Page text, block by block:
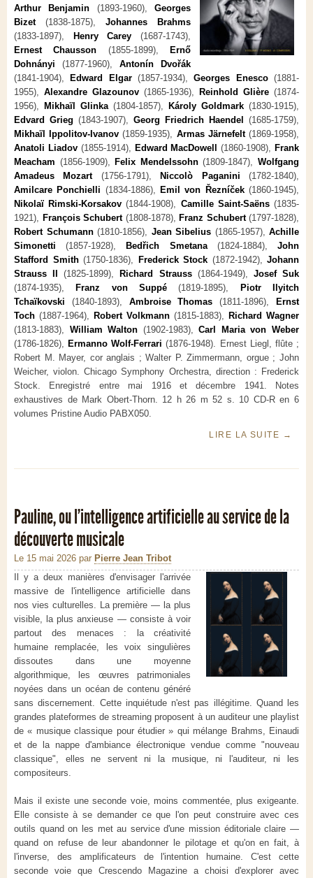
Arthur Benjamin (1893-1960),Georges
Bizet(1838-1875), Johannes Brahms
(1833-1897), Henry Carey (1687-1743),
Ernest Chausson (1855-1899),Ernő
Dohnányi (1877-1960), Antonín Dvořák
(1841-1904),Edward Elgar(1857-1934),Georges Enesco(1881-
1955), Alexandre Glazounov (1865-1936), Reinhold Glière (1874-
1956), Mikhaïl Glinka (1804-1857), Károly Goldmark (1830-1915),
Edvard Grieg (1843-1907), Georg Friedrich Haendel (1685-1759),
Mikhaïl Ippolitov-Ivanov (1859-1935), Armas Järnefelt(1869-1958),
Anatoli Liadov(1855-1914), Edward MacDowell (1860-1908),Frank
Meacham (1856-1909),Felix Mendelssohn(1809-1847),Wolfgang
Amadeus Mozart(1756-1791),Niccolò Paganini (1782-1840),
Amilcare Ponchielli (1834-1886),Emil von Řezníček(1860-1945),
Nikolaï Rimski-Korsakov (1844-1908), Camille Saint-Saëns(1835-
1921), François Schubert(1808-1878), Franz Schubert(1797-1828),
Robert Schumann(1810-1856), Jean Sibelius (1865-1957), Achille
Simonetti (1857-1928),Bedřich Smetana(1824-1884),John
Stafford Smith(1750-1836), Frederick Stock (1872-1942), Johann
Strauss II (1825-1899),Richard Strauss(1864-1949), Josef Suk
(1874-1935),Franz von Suppé (1819-1895), Piotr Ilyitch
Tchaïkovski (1840-1893), Ambroise Thomas (1811-1896),Ernst
Toch (1887-1964), Robert Volkmann (1815-1883), Richard Wagner
(1813-1883), William Walton (1902-1983),Carl Maria von Weber
(1786-1826),Ermanno Wolf-Ferrari (1876-1948). Ernest Liegl, flûte ;
Robert M. Mayer, cor anglais ; Walter P. Zimmermann, orgue ; John
Weicher, violon. Chicago Symphony Orchestra, direction : Frederick
Stock. Enregistré entre mai 1916 et décembre 1941. Notes
exhaustives de Mark Obert-Thorn. 12 h 26 m 52 s. 10 CD-R en 6
volumes Pristine Audio PABX050.
LIRE LA SUITE →
Pauline, ou l'intelligence artificielle au service de la
découverte musicale
Le 15 mai 2026 par Pierre Jean Tribot
Il y a deux manières d'envisager l'arrivée
massive de l'intelligence artificielle dans
nos vies culturelles. La première — la plus
visible, la plus anxieuse — consiste à voir
partout des menaces : la créativité
humaine remplacée, les voix singulières
dissoutes dans une moyenne
algorithmique, les œuvres patrimoniales
noyées dans un océan de contenu généré
sans discernement. Cette inquiétude n'est pas illégitime. Quand les
grandes plateformes de streaming proposent à un auditeur une playlist
de « musique classique pour étudier » qui mélange Brahms, Einaudi
et de la nappe d'ambiance électronique vendue comme "nouveau
classique", elles ne servent ni la musique, ni l'auditeur, ni les
compositeurs.
Mais il existe une seconde voie, moins commentée, plus exigeante.
Elle consiste à se demander ce que l'on peut construire avec ces
outils quand on les met au service d'une mission éditoriale claire —
quand on refuse de leur abandonner le pilotage et qu'on en fait, à
l'inverse, des amplificateurs de l'intention humaine. C'est cette
seconde voie que Crescendo Magazine a choisi d'explorer avec